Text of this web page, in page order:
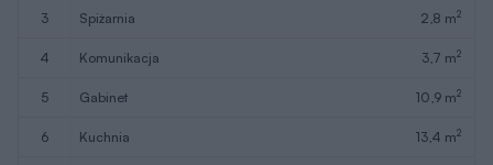
3 spiżarnia 2,8 m2
4 komunikacja 3,7 m2
5 gabinet 10,9 m2
6 kuchnia 13,4 m2